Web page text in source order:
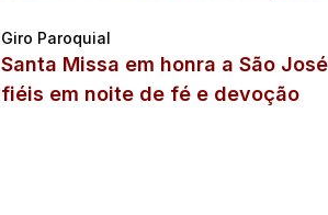
Giro Paroquial
Santa Missa em honra a São
fiéis em noite de fé e devoção